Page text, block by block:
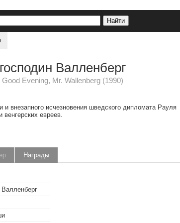
Валленберг
Evening, Mr. Wallenberg (1990)
и внезапного исчезновения шведского дипломата Рауля
венгерских евреев.
Награды